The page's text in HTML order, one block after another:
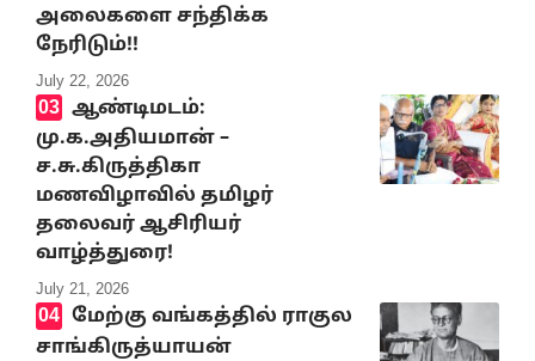
அலைகளை சந்திக்க
நேரிடும்!!
July 22, 2026
ஆண்டிமடம்:
மு.க.அதியமான் –
ச.சு.கிருத்திகா
மணவிழாவில் தமிழர்
தலைவர் ஆசிரியர்
வாழ்த்துரை!
July 21, 2026
மேற்கு வங்கத்தில் ராகுல
சாங்கிருத்யாயன்